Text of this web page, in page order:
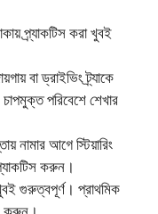
প্র্যাকটিস করা খুবই
বা ড্রাইভিং ট্র্যাকে
পরিবেশে শেখার
নামার আগে স্টিয়ারিং
করুন।
খুবই গুরুত্বপূর্ণ। প্রাথমিক